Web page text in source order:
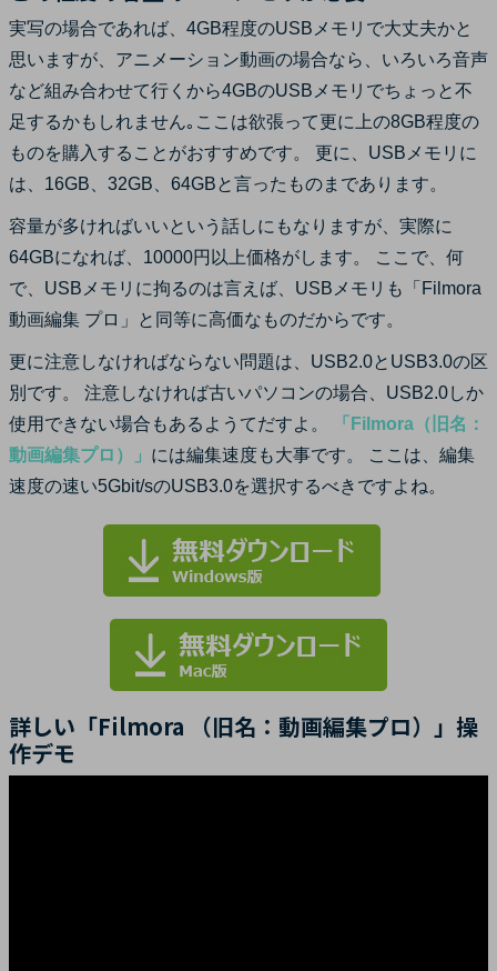
実写の場合であれば、4GB程度のUSBメモリで大丈夫かと
思いますが、アニメーション動画の場合なら、いろいろ音声
など組み合わせて行くから4GBのUSBメモリでちょっと不
足するかもしれません｡ここは欲張って更に上の8GB程度の
ものを購入することがおすすめです。 更に、USBメモリに
は、16GB、32GB、64GBと言ったものまであります。
容量が多ければいいという話しにもなりますが、実際に
64GBになれば、10000円以上価格がします。 ここで、何
で、USBメモリに拘るのは言えば、USBメモリも「Filmora
動画編集 プロ」と同等に高価なものだからです。
更に注意しなければならない問題は、USB2.0とUSB3.0の区
別です。 注意しなければ古いパソコンの場合、USB2.0しか
使用できない場合もあるようてだすよ。
「Filmora（旧名：
動画編集プロ）」 には編集速度も大事です。 ここは、編集
速度の速い5Gbit/sのUSB3.0を選択するべきですよね。
詳しい「Filmora （旧名：動画編集プロ）」操
作デモ